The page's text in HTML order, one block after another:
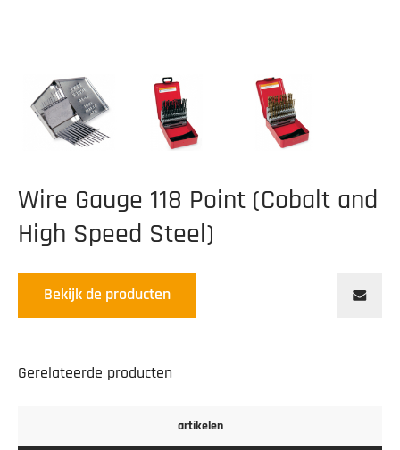
Wire Gauge 118 Point (Cobalt and
High Speed Steel)
Bekijk de producten
Gerelateerde producten
artikelen